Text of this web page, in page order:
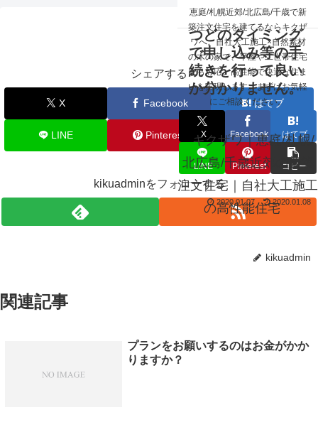
恵庭/札幌近郊/北広島/千歳で新
築注文住宅を建てるならキクザ
ワへ。自社大工施工×自然素材
の木の家で、平屋や二世帯住宅
にも対応。高性能で快適な住ま
いを実現します。まずはお気軽
にご相談ください。
キクザワ｜恵庭/札幌/
北広島/千歳近郊の新築
注文住宅｜自社大工施工
の高性能住宅
☰
融資に関して、い
つどのタイミング
で申し込み等の手
続きを行って良い
か分かりません。
X Facebook はてブ
LINE Pinterest コピー
2020.01.07 2020.01.08
シェアする
X Facebook はてブ
LINE Pinterest コピー
kikuadminをフォローする
kikuadmin
関連記事
プランをお願いするのはお金がかか
りますか？